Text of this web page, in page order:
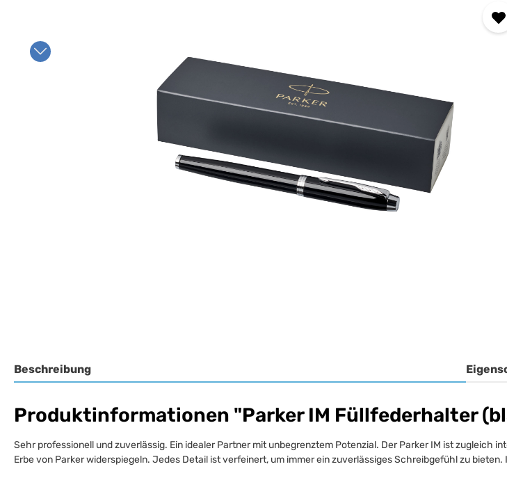
Beschreibung
Produktinformationen "Parker IM Füllfederhalter
Sehr professionell und zuverlässig. Ein idealer Partner mit unbegrenztem Potenzial. Der Parker IM ist zugleich
Erbe von Parker widerspiegeln. Jedes Detail ist verfeinert, um immer ein zuverlässiges Schreibgefühl zu